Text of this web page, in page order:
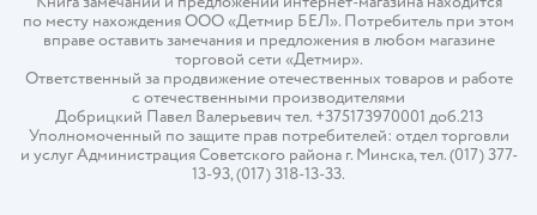
по месту нахождения ООО «Детмир БЕЛ». Потребитель при этом
вправе оставить замечания и предложения в любом магазине
торговой сети «Детмир».
Ответственный за продвижение отечественных товаров и работе
с отечественными производителями
Добрицкий Павел Валерьевич тел. +375173970001 доб.213
Уполномоченный по защите прав потребителей: отдел торговли
и услуг Администрация Советского района г. Минска, тел. (017) 377-
13-93, (017) 318-13-33.